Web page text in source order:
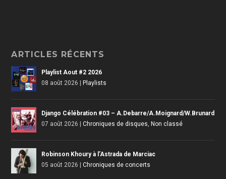
ARTICLES RÉCENTS
Playlist Aout #2 2026
08 août 2026 |Playlists
Django Célébration #03 – A.Debarre/A.Moignard/W.Brunard
07 août 2026 |Chroniques de disques ,Non classé
Robinson Khoury à l’Astrada de Marciac
05 août 2026 |Chroniques de concerts